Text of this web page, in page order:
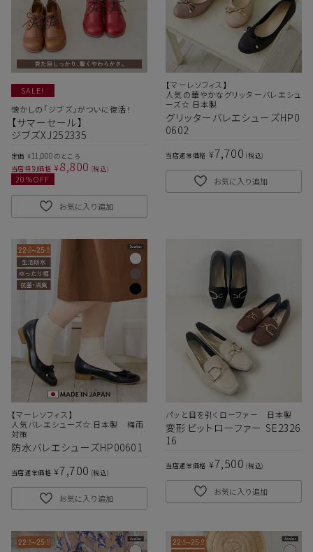
SALE!
懐かしの「ジブズ」がついに復活！
【サマーセール】
ジブズXJ252335
定価 ¥11,000 のところ
当店特別価格 ¥8,800 税込
20%OFF
お気に入り追加
【マーレソフィス】
人気の華やかなグリッターバレエシュ
ーズ☆ 日本製
グリッターバレエシューズHP0
0602
当店通常価格 ¥7,700 税込
お気に入り追加
【マーレソフィス】
人気バレエシューズ☆ 日本製 梅雨
対策
防水バレエシューズHP00601
当店通常価格 ¥7,700 税込
お気に入り追加
パッと目を引くローファー 日本製
変形ビットローファー SE2326
16
当店通常価格 ¥7,500 税込
お気に入り追加